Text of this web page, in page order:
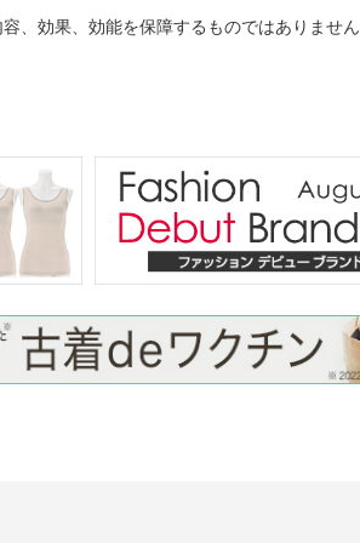
、効果、効能を保障するものではありませ